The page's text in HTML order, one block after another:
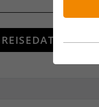
REISEDATEN